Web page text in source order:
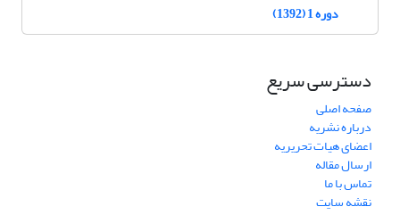
دوره 1 (1392)
دسترسی سریع
صفحه اصلی
درباره نشریه
اعضای هیات تحریریه
ارسال مقاله
تماس با ما
نقشه سایت